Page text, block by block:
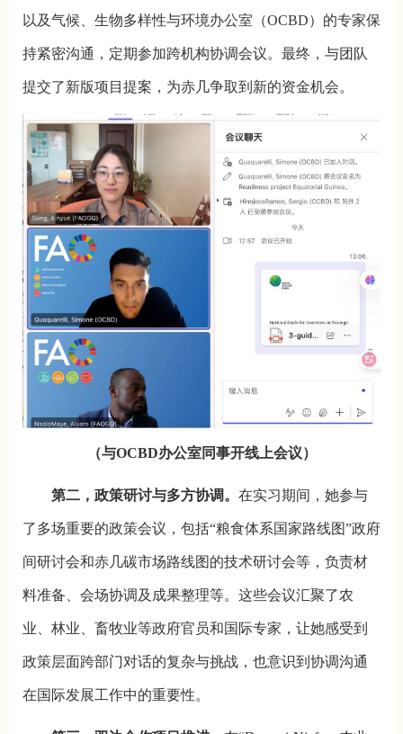
以及气候、生物多样性与环境办公室（OCBD）的专家保
持紧密沟通，定期参加跨机构协调会议。最终，与团队
提交了新版项目提案，为赤几争取到新的资金机会。
（与OCBD办公室同事开线上会议）
第二，政策研讨与多方协调。 在实习期间，她参与
了多场重要的政策会议，包括“粮食体系国家路线图”政府
间研讨会和赤几碳市场路线图的技术研讨会等，负责材
料准备、会场协调及成果整理等。这些会议汇聚了农
业、林业、畜牧业等政府官员和国际专家，让她感受到
政策层面跨部门对话的复杂与挑战，也意识到协调沟通
在国际发展工作中的重要性。